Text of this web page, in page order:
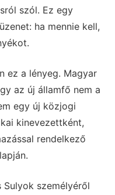
szól. Ez egy
ha mennie kell,
ez a lényeg. Magyar
az új államfő nem a
egy új közjogi
kinevezettként,
rendelkező
személyéről